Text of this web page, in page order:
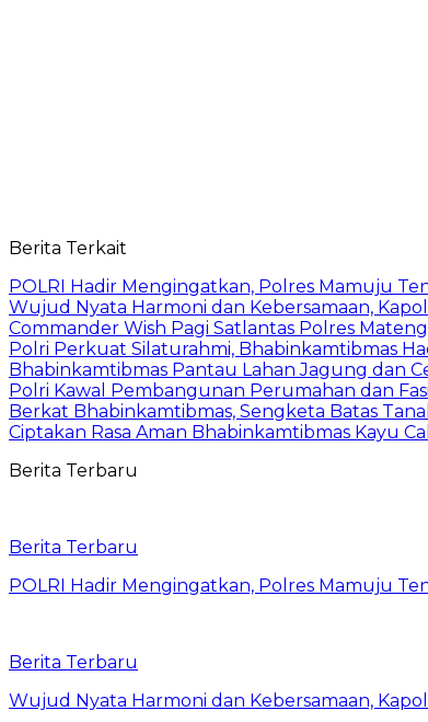
Berita Terkait
POLRI Hadir Mengingatkan, Polres Mamuju
Wujud Nyata Harmoni dan Kebersamaan,
Commander Wish Pagi Satlantas Polres
Polri Perkuat Silaturahmi, Bhabinkamtibmas
Bhabinkamtibmas Pantau Lahan Jagung dan
Polri Kawal Pembangunan Perumahan dan
Berkat Bhabinkamtibmas, Sengketa Batas
Ciptakan Rasa Aman Bhabinkamtibmas Kayu
Berita Terbaru
Berita Terbaru
POLRI Hadir Mengingatkan, Polres Mamuju
Berita Terbaru
Wujud Nyata Harmoni dan Kebersamaan,